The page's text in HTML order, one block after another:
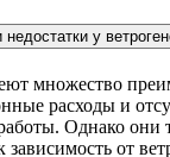
у
множество
расходы и
Однако
зависимость от